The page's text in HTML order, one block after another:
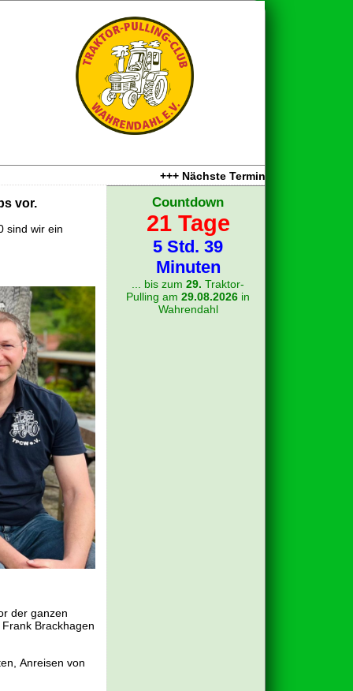
+++ Nächste Termine : 16.08.2026
vor.
sind wir ein
der ganzen
Brackhagen
Anreisen von
Countdown
21 Tage
5 Std. 39
Minuten
... bis zum 29. Traktor-
Pulling am 29.08.2026 in
Wahrendahl